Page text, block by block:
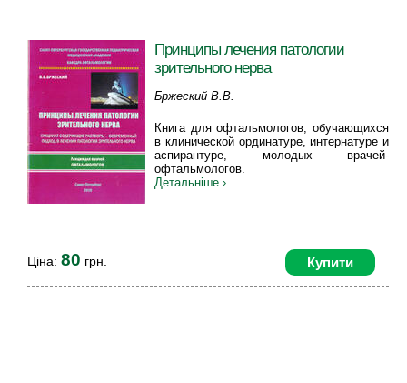
Принципы лечения патологии
зрительного нерва
Бржеский В.В.
Книга для офтальмологов, обучающихся
в клинической ординатуре, интернатуре и
аспирантуре, молодых врачей-
офтальмологов.
Детальніше ›
Купити
Ціна: 80 грн.